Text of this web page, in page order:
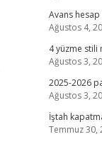
Avans
Ağustos 4,
4 yüzme stili
Ağustos 3,
2025-2026
Ağustos 3,
İştah
Temmuz 30,